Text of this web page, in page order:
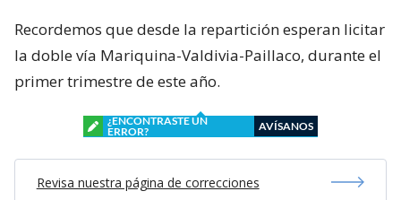
Recordemos que desde la repartición esperan licitar
la doble vía Mariquina-Valdivia-Paillaco, durante el
primer trimestre de este año.
¿ENCONTRASTE UN
ERROR?
AVÍSANOS
Revisa nuestra página de correcciones